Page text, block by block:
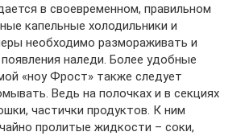
в своевременном, правильном
капельные холодильники и
необходимо размораживать и
наледи. Более удобные
«ноу Фрост» также следует
Ведь на полочках и в секциях
частички продуктов. К ним
пролитые жидкости – соки,